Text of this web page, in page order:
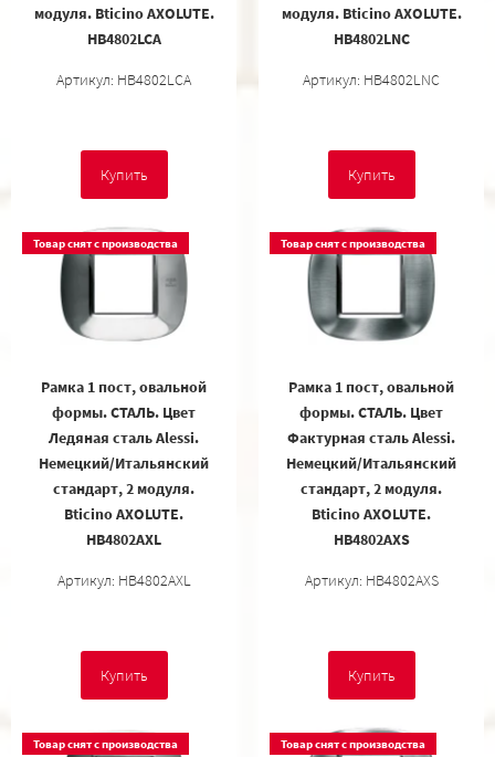
модуля. Bticino AXOLUTE.
HB4802LCA
Артикул: HB4802LCA
Купить
модуля. Bticino AXOLUTE.
HB4802LNC
Артикул: HB4802LNC
Купить
Товар снят с производства
Рамка 1 пост, овальной
формы. СТАЛЬ. Цвет
Ледяная сталь Alessi.
Немецкий/Итальянский
стандарт, 2 модуля.
Bticino AXOLUTE.
HB4802AXL
Артикул: HB4802AXL
Купить
Товар снят с производства
Рамка 1 пост, овальной
формы. СТАЛЬ. Цвет
Фактурная сталь Alessi.
Немецкий/Итальянский
стандарт, 2 модуля.
Bticino AXOLUTE.
HB4802AXS
Артикул: HB4802AXS
Купить
Товар снят с производства Товар снят с производства